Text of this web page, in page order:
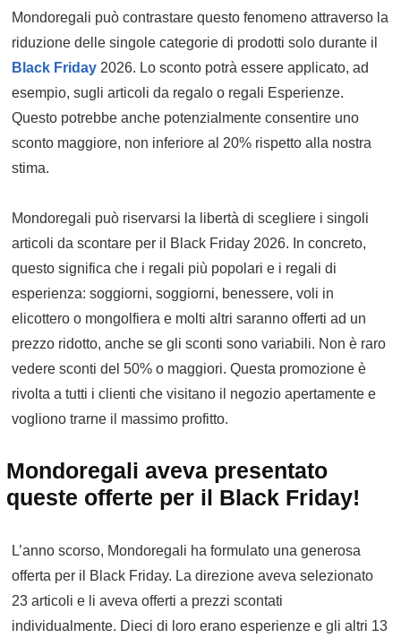
Mondoregali può contrastare questo fenomeno attraverso la
riduzione delle singole categorie di prodotti solo durante il
Black Friday 2026. Lo sconto potrà essere applicato, ad
esempio, sugli articoli da regalo o regali Esperienze.
Questo potrebbe anche potenzialmente consentire uno
sconto maggiore, non inferiore al 20% rispetto alla nostra
stima.
Mondoregali può riservarsi la libertà di scegliere i singoli
articoli da scontare per il Black Friday 2026. In concreto,
questo significa che i regali più popolari e i regali di
esperienza: soggiorni, soggiorni, benessere, voli in
elicottero o mongolfiera e molti altri saranno offerti ad un
prezzo ridotto, anche se gli sconti sono variabili. Non è raro
vedere sconti del 50% o maggiori. Questa promozione è
rivolta a tutti i clienti che visitano il negozio apertamente e
vogliono trarne il massimo profitto.
Mondoregali aveva presentato
queste offerte per il Black Friday!
L’anno scorso, Mondoregali ha formulato una generosa
offerta per il Black Friday. La direzione aveva selezionato
23 articoli e li aveva offerti a prezzi scontati
individualmente. Dieci di loro erano esperienze e gli altri 13